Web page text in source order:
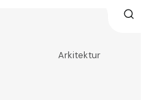
Arkitektur